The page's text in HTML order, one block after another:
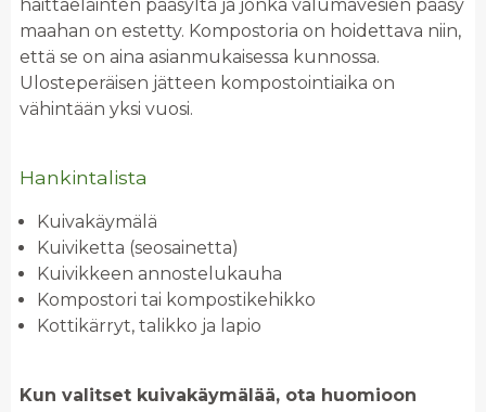
haittaeläinten pääsyltä ja jonka valumavesien pääsy
maahan on estetty. Kompostoria on hoidettava niin,
että se on aina asianmukaisessa kunnossa.
Ulosteperäisen jätteen kompostointiaika on
vähintään yksi vuosi.
Hankintalista
Kuivakäymälä
Kuiviketta (seosainetta)
Kuivikkeen annostelukauha
Kompostori tai kompostikehikko
Kottikärryt, talikko ja lapio
Kun valitset kuivakäymälää, ota huomioon